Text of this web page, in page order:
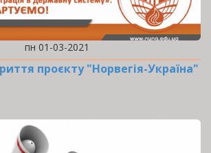
пн 01-03-2021
проєкту "Норвегія-Україна"